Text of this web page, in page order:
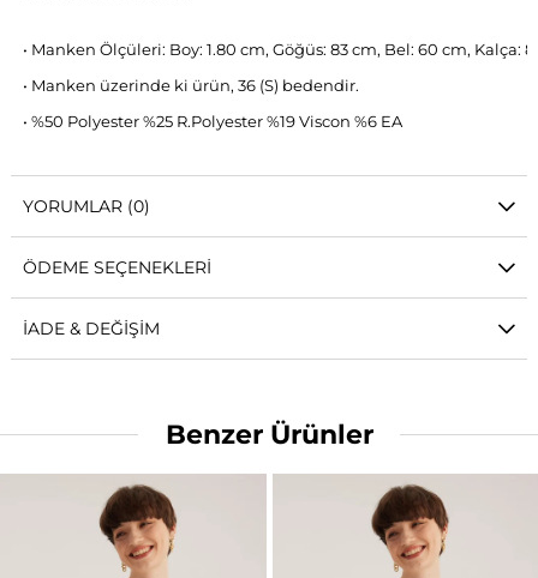
• Manken Ölçüleri: Boy: 1.80 cm, Göğüs: 83 cm, Bel: 60 cm, Kalça:
• Manken üzerinde ki ürün, 36 (S) bedendir.
• %50 Polyester %25 R.Polyester %19 Viscon %6 EA
YORUMLAR (0)
ÖDEME SEÇENEKLERI
İADE & DEĞIŞIM
Benzer Ürünler